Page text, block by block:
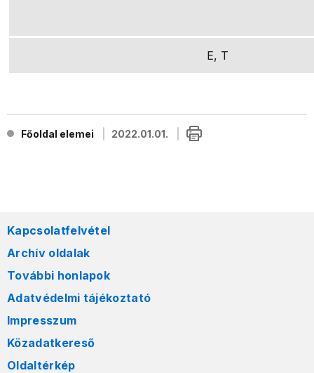
E, T
Főoldal elemei 2022.01.01.
Kapcsolatfelvétel
Archív oldalak
További honlapok
Adatvédelmi tájékoztató
Impresszum
Közadatkereső
Oldaltérkép